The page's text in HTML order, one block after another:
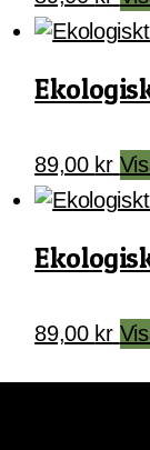
89,00 kr
89,00 kr